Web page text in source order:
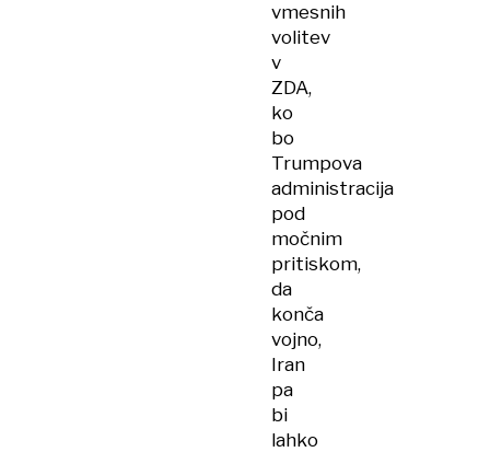
vmesnih
volitev
v
ZDA,
ko
bo
Trumpova
administracija
pod
močnim
pritiskom,
da
konča
vojno,
Iran
pa
bi
lahko